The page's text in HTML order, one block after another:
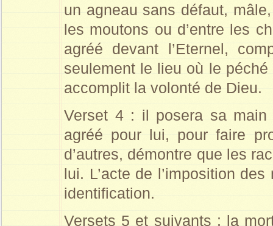
un agneau sans défaut,
les moutons ou d’entre les
agréé devant l’Eternel,
seulement le lieu où le
accomplit la volonté de Dieu.
Verset 4 : il posera sa
agréé pour lui, pour faire
d’autres, démontre que les
lui. L’acte de l’imposition
identification.
Versets 5 et suivants : la